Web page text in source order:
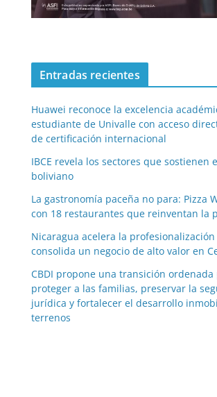
Entradas recientes
Huawei reconoce la excelencia
estudiante de Univalle con acceso
de certificación internacional
IBCE revela los sectores que sostienen
boliviano
La gastronomía paceña no para: Pizza
con 18 restaurantes que reinventan la
Nicaragua acelera la
consolida un negocio de alto valor en
CBDI propone una transición ordenada
proteger a las familias, preservar la
jurídica y fortalecer el desarrollo
terrenos